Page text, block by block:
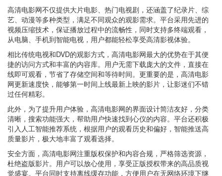
高清电影网不仅提供大片电影、热门电视剧，还涵盖了纪录片、综
艺、动漫等多种类型，满足不同观众的观影需求。平台采用先进的
视频压缩技术，保证播放过程中的流畅性，同时支持多终端观看，
从电脑、手机到智能电视，用户都能轻松享受高清影视体验。
相比传统电视和DVD的观影方式，高清电影网最大的优势在于其便
捷的访问方式和丰富的内容库。用户无需下载庞大的文件，直接在
线即可观看，节省了存储空间和等待时间。更重要的是，高清电影
网更新速度快，能够第一时间上线最新上映的影片，让影迷们不错
过任何精彩。
此外，为了提升用户体验，高清电影网的界面设计简洁友好，分类
清晰，搜索功能强大，帮助用户快速找到心仪的内容。平台还积极
引入人工智能推荐系统，根据用户的观看历史和偏好，智能推送高
质量影片，极大地丰富了观看选择。
安全方面，高清电影网注重版权保护和内容合规，严格筛选资源，
杜绝盗版影片。用户可以放心使用，享受正版授权带来的高品质视
觉盛宴。平台同时支持离线缓存功能，方便用户在无网络环境下继